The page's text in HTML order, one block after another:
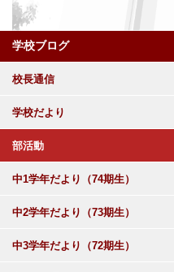
学校ブログ
校長通信
学校だより
部活動
中1学年だより（74期生）
中2学年だより（73期生）
中3学年だより（72期生）